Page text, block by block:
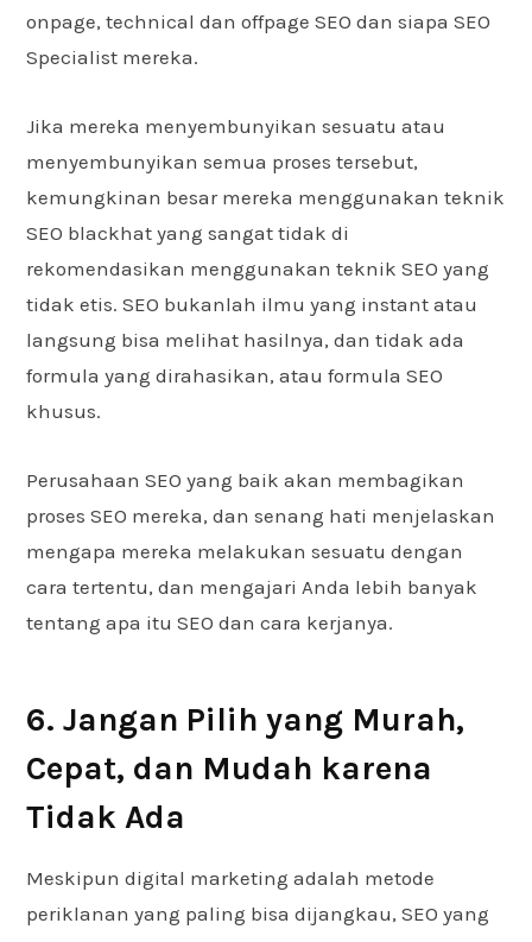
onpage, technical dan offpage SEO dan siapa SEO
Specialist mereka.
Jika mereka menyembunyikan sesuatu atau
menyembunyikan semua proses tersebut,
kemungkinan besar mereka menggunakan teknik
SEO blackhat yang sangat tidak di
rekomendasikan menggunakan teknik SEO yang
tidak etis. SEO bukanlah ilmu yang instant atau
langsung bisa melihat hasilnya, dan tidak ada
formula yang dirahasikan, atau formula SEO
khusus.
Perusahaan SEO yang baik akan membagikan
proses SEO mereka, dan senang hati menjelaskan
mengapa mereka melakukan sesuatu dengan
cara tertentu, dan mengajari Anda lebih banyak
tentang apa itu SEO dan cara kerjanya.
6. Jangan Pilih yang Murah,
Cepat, dan Mudah karena
Tidak Ada
Meskipun digital marketing adalah metode
periklanan yang paling bisa dijangkau, SEO yang